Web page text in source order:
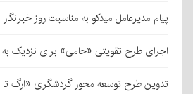
پیام مدیرعامل میدکو به مناسبت روز خبرنگار
اجرای طرح تقویتی «حامی» برای نزدیک به ۱۰ هزار دانش‌آموز کرمانی
تدوین طرح توسعه محور گردشگری «ارگ تا